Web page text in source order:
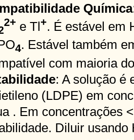
Química
2+ e Tl+. É estável em
4. Estável também
com maioria
: A solução é
(LDPE) em
. Em concentrações
Diluir usando